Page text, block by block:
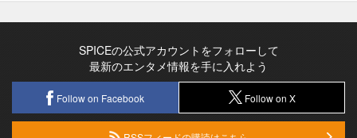
SPICEの公式アカウントをフォローして
最新のエンタメ情報を手に入れよう
Follow on Facebook Follow on X